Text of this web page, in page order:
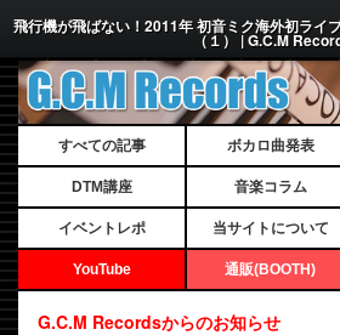
飛行機が飛ばない！2011年 初音ミク海外初ライ
（１） | G.C.M
すべての記事 ボカロ曲発表
DTM講座 音楽コラム
イベントレポ 当サイトについて
YouTube 通販(BOOTH)
G.C.M Recordsからのお知らせ